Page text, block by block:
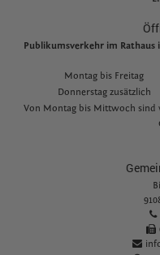
Publikumsverkehr im
Montag bis Freitag
Donnerstag zusätzlich
Von Montag bis Mittwoch sind